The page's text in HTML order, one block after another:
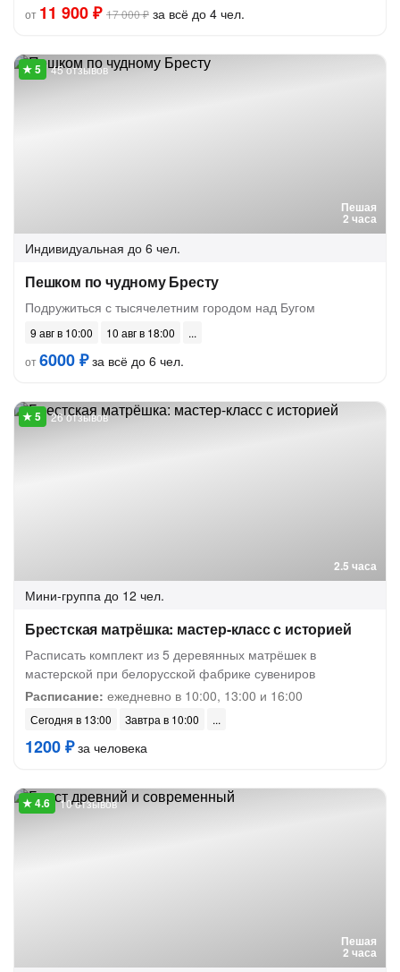
от 11 900 ₽ 17 000 ₽ за всё до 4 чел.
Пешая
2 часа
45 отзывов
Индивидуальная до 6 чел.
Пешком по чудному Бресту
Подружиться с тысячелетним городом над Бугом
9 авг в 10:00
10 авг в 18:00
от6000 ₽за всё до 6 чел.
2.5 часа
26 отзывов
Мини-группа до 12 чел.
Брестская матрёшка: мастер-класс с историей
Расписать комплект из 5 деревянных матрёшек в
мастерской при белорусской фабрике сувениров
Расписание: ежедневно в 10:00, 13:00 и 16:00
Сегодня в 13:00 Завтра в 10:00
1200 ₽за человека
Пешая
2 часа
10 отзывов